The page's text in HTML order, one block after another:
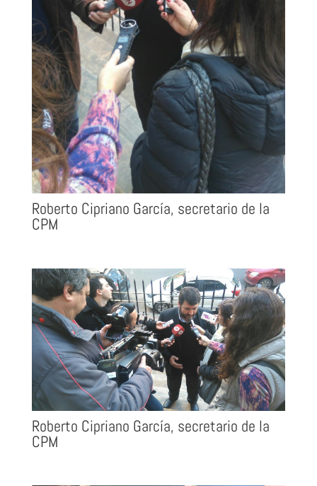
Roberto Cipriano García, secretario de la
CPM
Roberto Cipriano García, secretario de la
CPM